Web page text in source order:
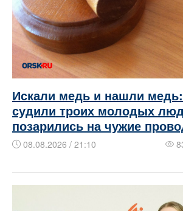
Искали медь и нашли
судили троих молодых
позарились на чужие
08.08.2026 / 21:10